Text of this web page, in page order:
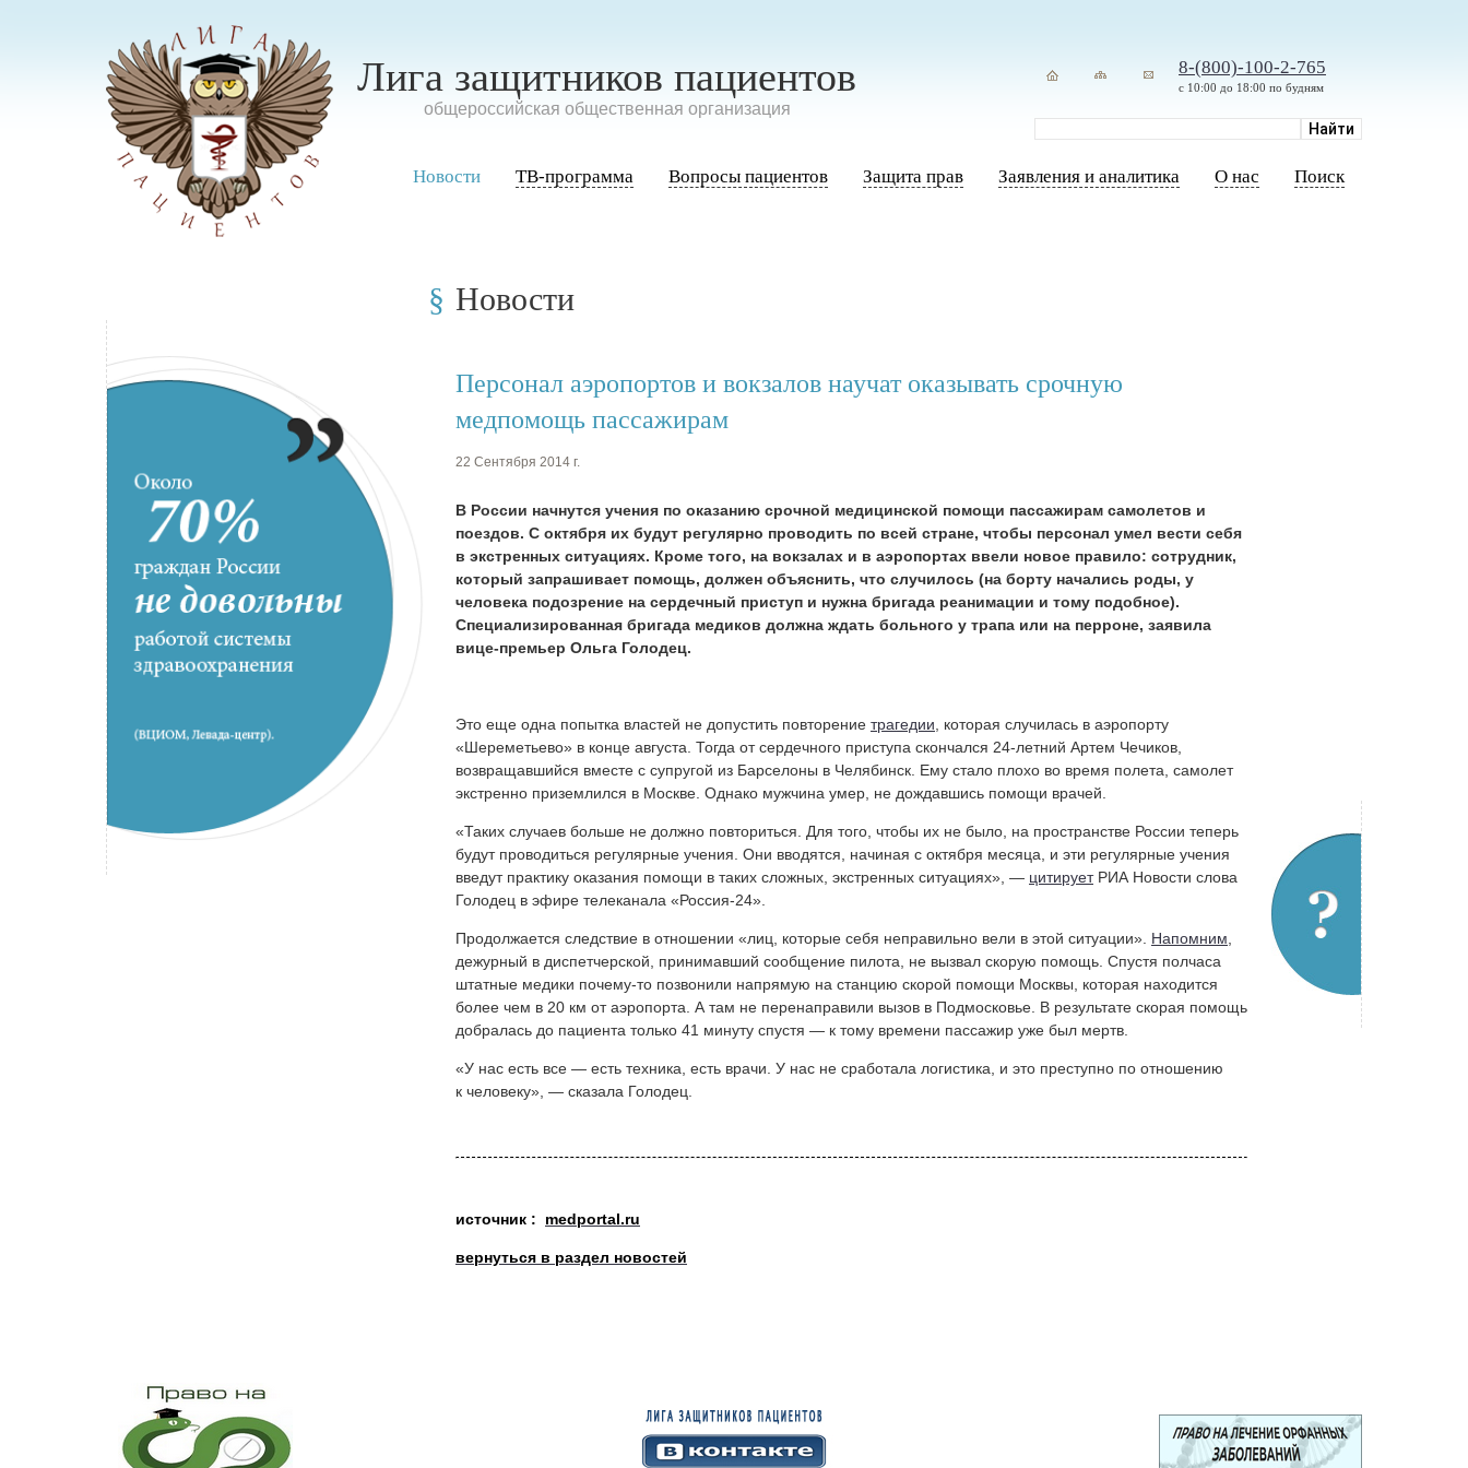
Лига защитников пациентов
oбщероссийская общественная организация
8-(800)-100-2-765
с 10:00 до 18:00 по будням
Новости ТВ-программа Вопросы пациентов Защита прав Заявления и аналитика О нас Поиск
Новости
Персонал аэропортов и вокзалов научат оказывать срочную
медпомощь пассажирам
22 Сентября 2014 г.
В России начнутся учения по оказанию срочной медицинской помощи пассажирам самолетов и
поездов. С октября их будут регулярно проводить по всей стране, чтобы персонал умел вести себя
в экстренных ситуациях. Кроме того, на вокзалах и в аэропортах ввели новое правило: сотрудник,
который запрашивает помощь, должен объяснить, что случилось (на борту начались роды, у
человека подозрение на сердечный приступ и нужна бригада реанимации и тому подобное).
Специализированная бригада медиков должна ждать больного у трапа или на перроне, заявила
вице-премьер Ольга Голодец.
Это еще одна попытка властей не допустить повторение трагедии, которая случилась в аэропорту
«Шереметьево» в конце августа. Тогда от сердечного приступа скончался 24-летний Артем Чечиков,
возвращавшийся вместе с супругой из Барселоны в Челябинск. Ему стало плохо во время полета, самолет
экстренно приземлился в Москве. Однако мужчина умер, не дождавшись помощи врачей.
«Таких случаев больше не должно повториться. Для того, чтобы их не было, на пространстве России теперь
будут проводиться регулярные учения. Они вводятся, начиная с октября месяца, и эти регулярные учения
введут практику оказания помощи в таких сложных, экстренных ситуациях», — цитируетРИА Новости слова
Голодец в эфире телеканала «Россия-24».
Продолжается следствие в отношении «лиц, которые себя неправильно вели в этой ситуации». Напомним,
дежурный в диспетчерской, принимавший сообщение пилота, не вызвал скорую помощь. Спустя полчаса
штатные медики почему-то позвонили напрямую на станцию скорой помощи Москвы, которая находится
более чем в 20 км от аэропорта. А там не перенаправили вызов в Подмосковье. В результате скорая помощь
добралась до пациента только 41 минуту спустя — к тому времени пассажир уже был мертв.
«У нас есть все — есть техника, есть врачи. У нас не сработала логистика, и это преступно по отношению
к человеку», — сказала Голодец.
источник : medportal.ru
вернуться в раздел новостей